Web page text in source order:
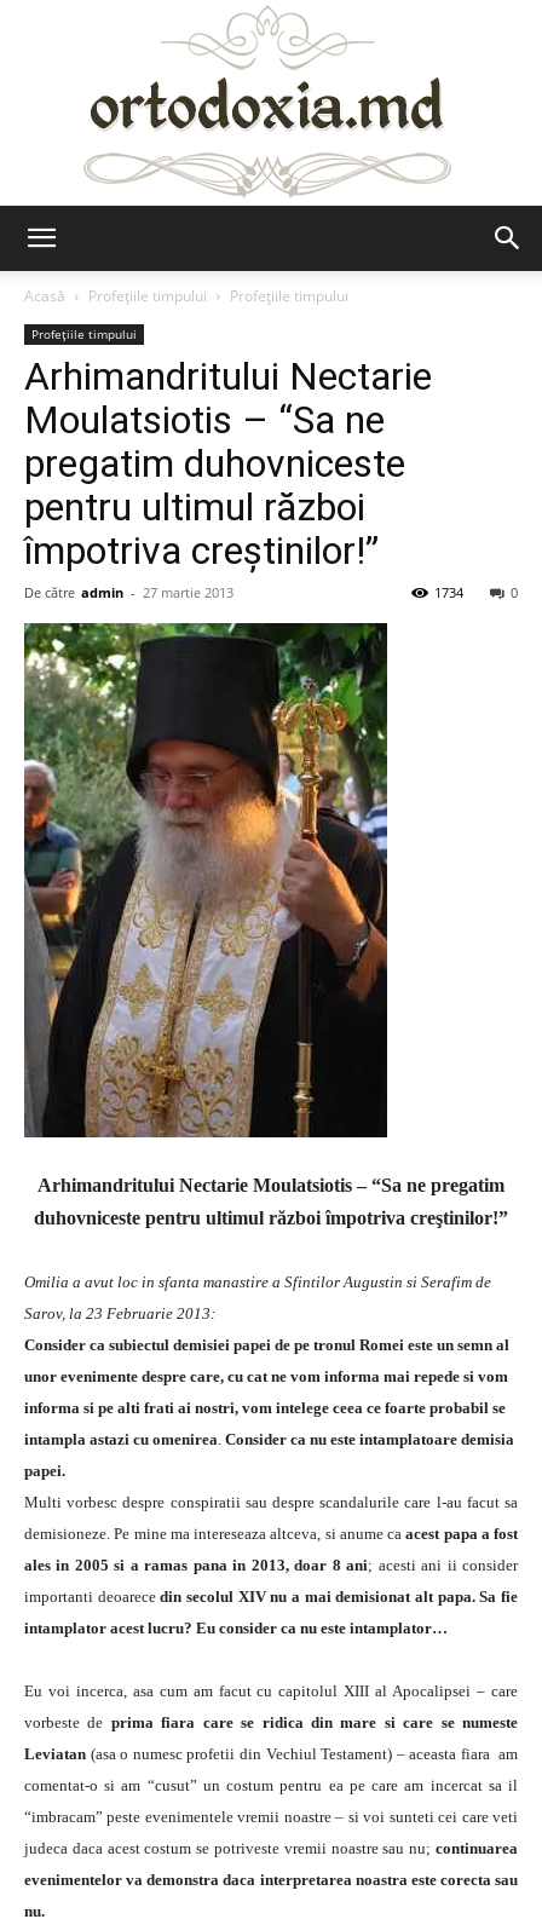
Acasă
Profețiile timpului Profețiile timpului
Profețiile timpului
Arhimandritului Nectarie
Moulatsiotis – “Sa ne
pregatim duhovniceste
pentru ultimul război
împotriva creştinilor!”
De către admin - 27 martie 2013 0
1734
Arhimandritului Nectarie Moulatsiotis – “Sa ne pregatim
duhovniceste pentru ultimul război împotriva creştinilor!”
Omilia a avut loc in sfanta manastire a Sfintilor Augustin si Serafim de
Sarov, la 23 Februarie 2013:
Consider ca subiectul demisiei papei de pe tronul Romei este un semn al
unor evenimente despre care, cu cat ne vom informa mai repede si vom
informa si pe alti frati ai nostri, vom intelege ceea ce foarte probabil se
intampla astazi cu omenirea. Consider ca nu este intamplatoare demisia
papei.
Multi vorbesc despre conspiratii sau despre scandalurile care l-au facut sa
demisioneze. Pe mine ma intereseaza altceva, si anume caacest papa a fost
ales in 2005 si a ramas pana in 2013, doar 8 ani; acesti ani ii consider
importanti deoarecedin secolul XIV nu a mai demisionat alt papa. Sa fie
intamplator acest lucru? Eu consider ca nu este intamplator…
Eu voi incerca, asa cum am facut cu capitolul XIII al Apocalipsei – care
vorbeste de prima fiara care se ridica din mare si care se numeste
Leviatan (asa o numesc profetii din Vechiul Testament) – aceasta fiara am
comentat-o si am “cusut” un costum pentru ea pe care am incercat sa il
“imbracam” peste evenimentele vremii noastre – si voi sunteti cei care veti
judeca daca acest costum se potriveste vremii noastre sau nu; continuarea
evenimentelor va demonstra daca interpretarea noastra este corecta sau
nu.